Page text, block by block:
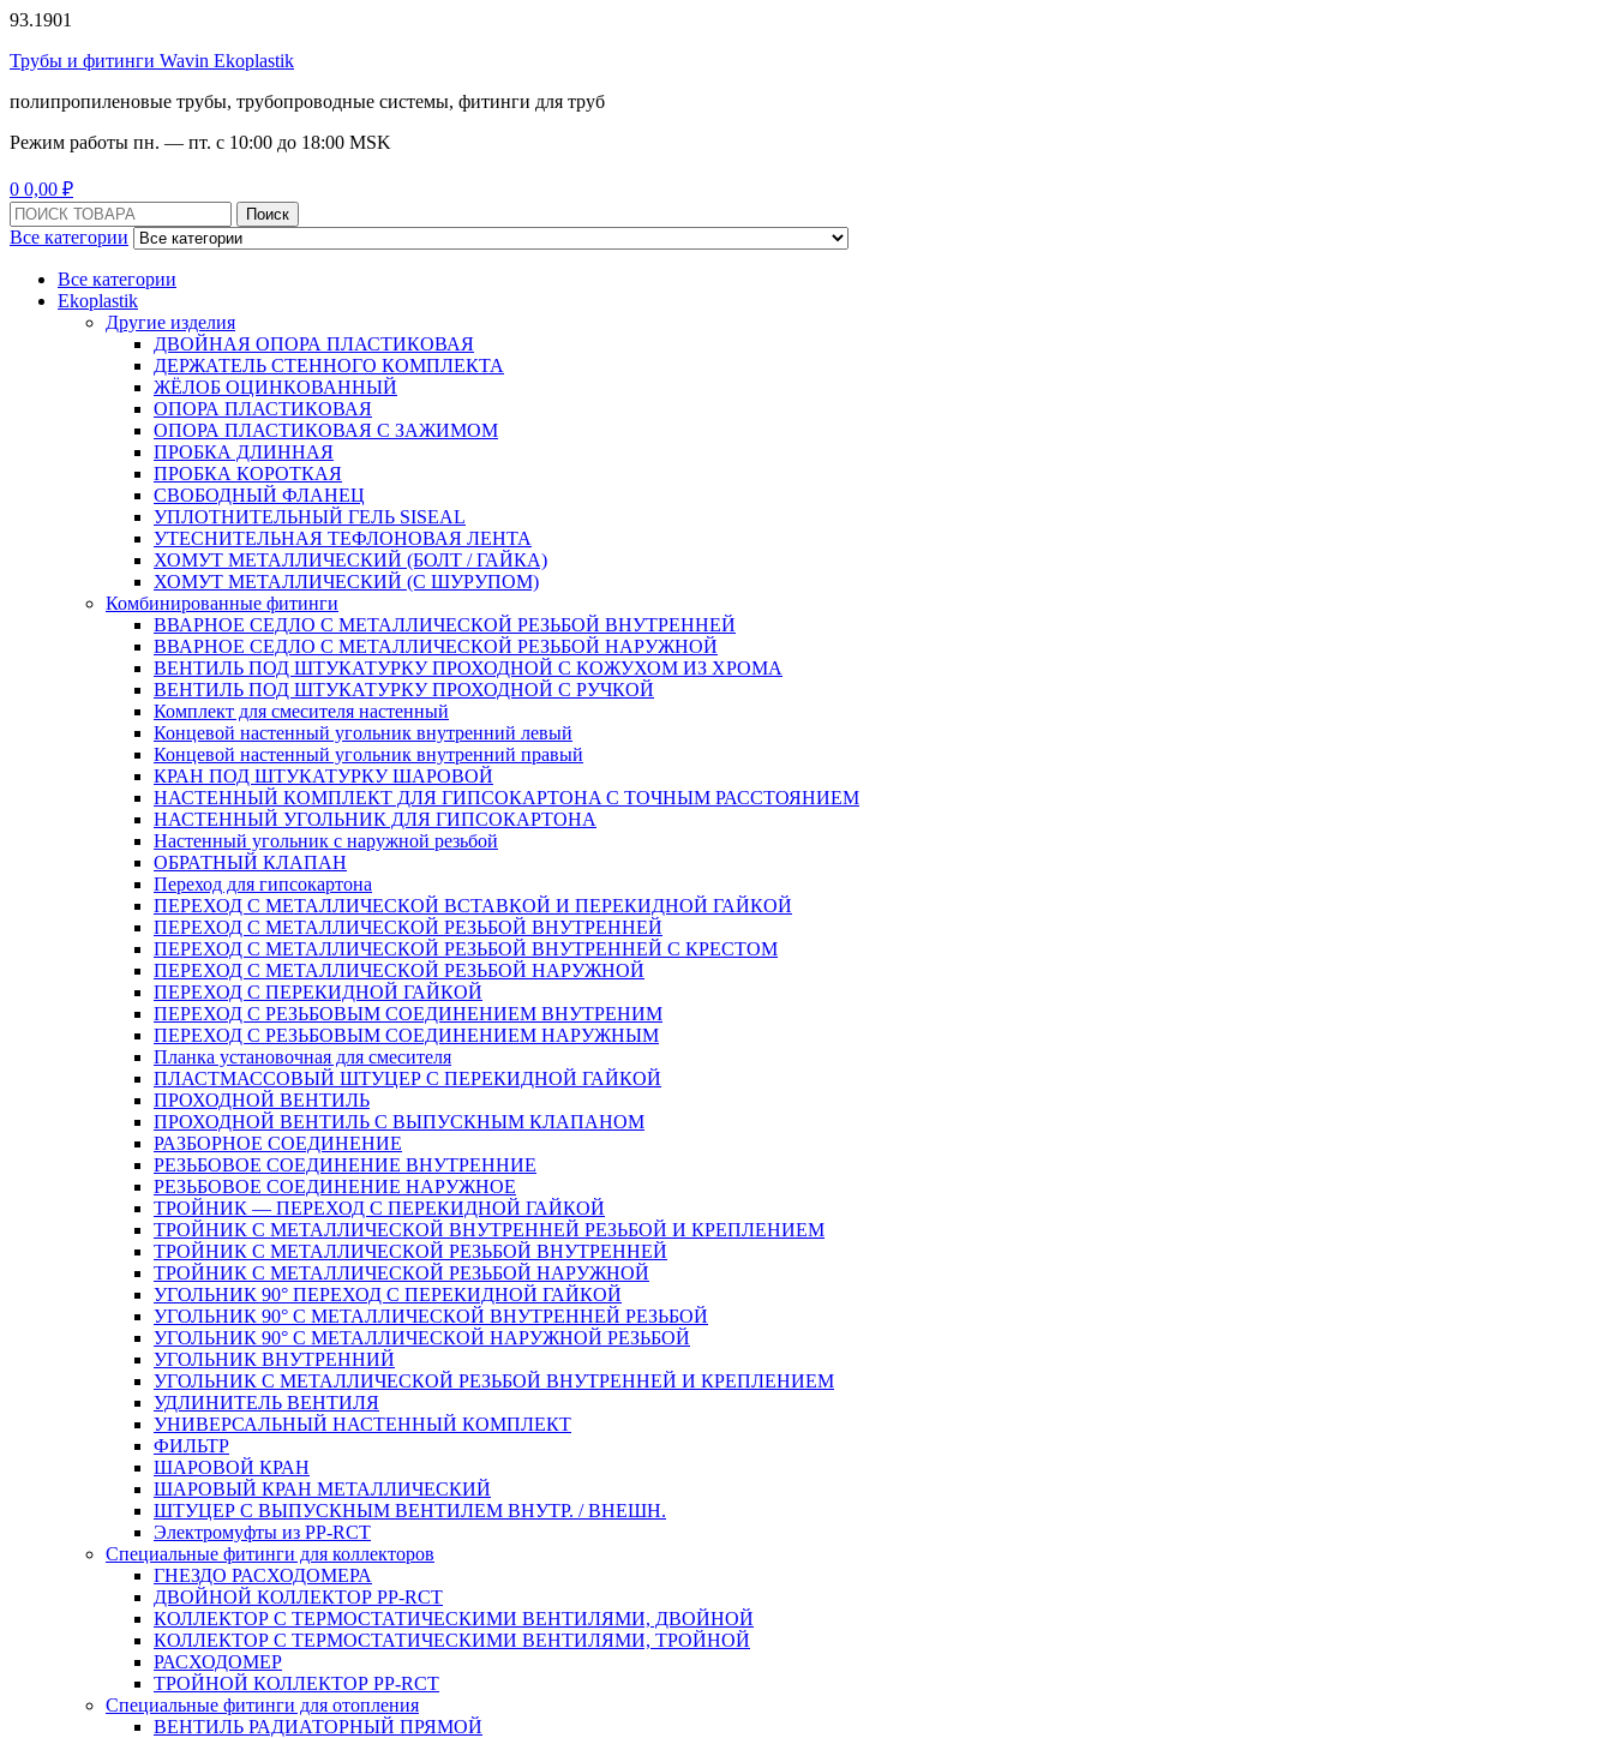
93.1901
Трубы и фитинги Wavin Ekoplastik
полипропиленовые трубы, трубопроводные системы, фитинги для труб
Режим работы пн. — пт. с 10:00 до 18:00 MSK
0 0,00 ₽
Поиск:
Поиск
Все категории
Все категории
Ekoplastik
Другие изделия
ДВОЙНАЯ ОПОРА ПЛАСТИКОВАЯ
ДЕРЖАТЕЛЬ СТЕННОГО КОМПЛЕКТА
ЖЁЛОБ ОЦИНКОВАННЫЙ
ОПОРА ПЛАСТИКОВАЯ
ОПОРА ПЛАСТИКОВАЯ С ЗАЖИМОМ
ПРОБКА ДЛИННАЯ
ПРОБКА КОРОТКАЯ
СВОБОДНЫЙ ФЛАНЕЦ
УПЛОТНИТЕЛЬНЫЙ ГЕЛЬ SISEAL
УТЕСНИТЕЛЬНАЯ ТЕФЛОНОВАЯ ЛЕНТА
ХОМУТ МЕТАЛЛИЧЕСКИЙ (БОЛТ / ГАЙКА)
ХОМУТ МЕТАЛЛИЧЕСКИЙ (С ШУРУПОМ)
Комбинированные фитинги
ВВАРНОЕ СЕДЛО С МЕТАЛЛИЧЕСКОЙ РЕЗЬБОЙ ВНУТРЕННЕЙ
ВВАРНОЕ СЕДЛО С МЕТАЛЛИЧЕСКОЙ РЕЗЬБОЙ НАРУЖНОЙ
ВЕНТИЛЬ ПОД ШТУКАТУРКУ ПРОХОДНОЙ С КОЖУХОМ ИЗ ХРОМА
ВЕНТИЛЬ ПОД ШТУКАТУРКУ ПРОХОДНОЙ С РУЧКОЙ
Комплект для смесителя настенный
Концевой настенный угольник внутренний левый
Концевой настенный угольник внутренний правый
КРАН ПОД ШТУКАТУРКУ ШАРОВОЙ
НАСТЕННЫЙ КОМПЛЕКТ ДЛЯ ГИПСОКАРТОНA С ТОЧНЫМ РАССТОЯНИЕМ
НАСТЕННЫЙ УГОЛЬНИК ДЛЯ ГИПСОКАРТОНА
Настенный угольник с наружной резьбой
ОБРАТНЫЙ КЛАПАН
Переход для гипсокартона
ПЕРЕХОД С МЕТАЛЛИЧЕСКОЙ ВСТАВКОЙ И ПЕРЕКИДНОЙ ГАЙКОЙ
ПЕРЕХОД С МЕТАЛЛИЧЕСКОЙ РЕЗЬБОЙ ВНУТРЕННЕЙ
ПЕРЕХОД С МЕТАЛЛИЧЕСКОЙ РЕЗЬБОЙ ВНУТРЕННЕЙ С КРЕСТОМ
ПЕРЕХОД С МЕТАЛЛИЧЕСКОЙ РЕЗЬБОЙ НАРУЖНОЙ
ПЕРЕХОД С ПЕРЕКИДНОЙ ГАЙКОЙ
ПЕРЕХОД С РЕЗЬБОВЫМ СОЕДИНЕНИЕМ ВНУТРЕНИМ
ПЕРЕХОД С РЕЗЬБОВЫМ СОЕДИНЕНИЕМ НАРУЖНЫМ
Планка установочная для смесителя
ПЛАСТМАССОВЫЙ ШТУЦЕР С ПЕРЕКИДНОЙ ГАЙКОЙ
ПРОХОДНОЙ ВЕНТИЛЬ
ПРОХОДНОЙ ВЕНТИЛЬ С ВЫПУСКНЫМ КЛАПАНОМ
РАЗБОРНОЕ СОЕДИНЕНИЕ
РЕЗЬБОВОЕ СОЕДИНЕНИЕ ВНУТРЕННИЕ
РЕЗЬБОВОЕ СОЕДИНЕНИЕ НАРУЖНОЕ
ТРОЙНИК — ПЕРЕХОД С ПЕРЕКИДНОЙ ГАЙКОЙ
ТРОЙНИК С МЕТАЛЛИЧЕСКОЙ ВНУТРЕННЕЙ РЕЗЬБОЙ И КРЕПЛЕНИЕМ
ТРОЙНИК С МЕТАЛЛИЧЕСКОЙ РЕЗЬБОЙ ВНУТРЕННЕЙ
ТРОЙНИК С МЕТАЛЛИЧЕСКОЙ РЕЗЬБОЙ НАРУЖНОЙ
УГОЛЬНИК 90° ПЕРЕХОД С ПЕРЕКИДНОЙ ГАЙКОЙ
УГОЛЬНИК 90° С МЕТАЛЛИЧЕСКОЙ ВНУТРЕННEЙ РЕЗЬБОЙ
УГОЛЬНИК 90° С МЕТАЛЛИЧЕСКОЙ НАРУЖНОЙ РЕЗЬБОЙ
УГОЛЬНИК ВНУТРЕННИЙ
УГОЛЬНИК С МЕТАЛЛИЧЕСКОЙ РЕЗЬБОЙ ВНУТРЕННЕЙ И КРЕПЛЕНИЕМ
УДЛИНИТЕЛЬ ВЕНТИЛЯ
УНИВЕРСАЛЬНЫЙ НАСТЕННЫЙ КОМПЛЕКТ
ФИЛЬТР
ШАРОВОЙ КРАН
ШАРОВЫЙ КРАН МЕТАЛЛИЧЕСКИЙ
ШТУЦЕР С ВЫПУСКНЫМ ВЕНТИЛЕМ ВНУТР. / ВНЕШН.
Электромуфты из PP-RCT
Специальные фитинги для коллекторов
ГНЕЗДО РАСХОДОМЕРА
ДВОЙНОЙ КОЛЛЕКТОР PP-RCT
КОЛЛЕКТОР С ТЕРМОСТАТИЧЕСКИМИ ВЕНТИЛЯМИ, ДВОЙНОЙ
КОЛЛЕКТОР С ТЕРМОСТАТИЧЕСКИМИ ВЕНТИЛЯМИ, ТРОЙНОЙ
РАСХОДОМЕР
ТРОЙНОЙ КОЛЛЕКТОР PP-RCT
Специальные фитинги для отопления
ВЕНТИЛЬ РАДИАТОРНЫЙ ПРЯМОЙ